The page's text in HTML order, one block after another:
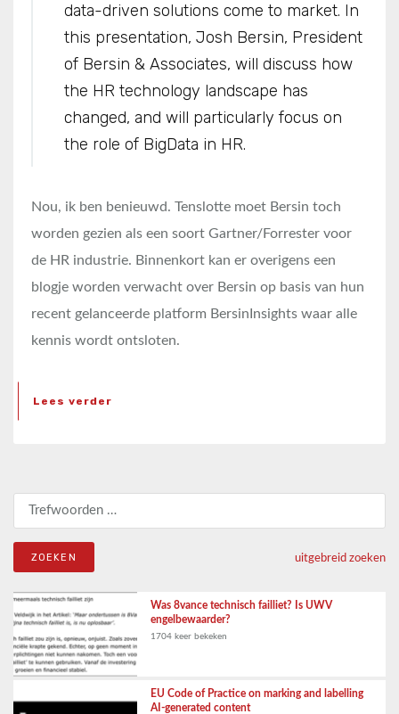
data-driven solutions come to market. In
this presentation, Josh Bersin, President
of Bersin & Associates, will discuss how
the HR technology landscape has
changed, and will particularly focus on
the role of BigData in HR.
Nou, ik ben benieuwd. Tenslotte moet Bersin toch
worden gezien als een soort Gartner/Forrester voor
de HR industrie. Binnenkort kan er overigens een
blogje worden verwacht over Bersin op basis van hun
recent gelanceerde platform BersinInsights waar alle
kennis wordt ontsloten.
Lees verder
Zoeken naar:
uitgebreid zoeken
Was 8vance technisch failliet? Is UWV
engelbewaarder?
1704 keer bekeken
EU Code of Practice on marking and labelling
AI-generated content